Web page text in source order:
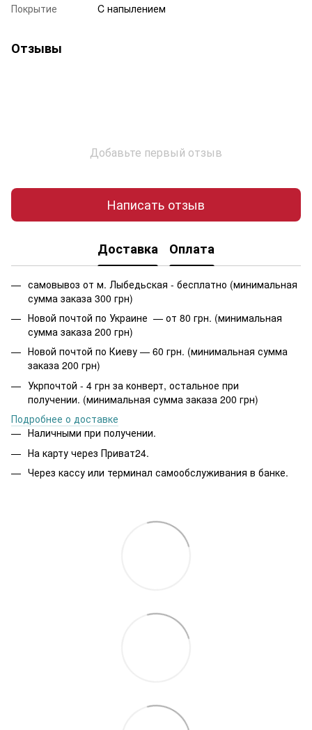
Покрытие
C напылением
Отзывы
Добавьте первый отзыв
Написать отзыв
Доставка Оплата
самовывоз от м. Лыбедьская - бесплатно (минимальная
сумма заказа 300 грн)
Новой почтой по Украине — от 80 грн. (минимальная
сумма заказа 200 грн)
Новой почтой по Киеву — 60 грн. (минимальная сумма
заказа 200 грн)
Укрпочтой - 4 грн за конверт, остальное при
получении. (минимальная сумма заказа 200 грн)
Подробнее о доставке
Наличными при получении.
На карту через Приват24.
Через кассу или терминал самообслуживания в банке.